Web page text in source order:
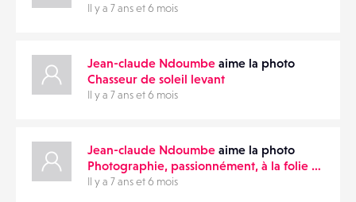
Il y a 7 ans et 6 mois
Jean-claude Ndoumbe aime la photo
Chasseur de soleil levant
Il y a 7 ans et 6 mois
Jean-claude Ndoumbe aime la photo
Photographie, passionnément, à la folie …
Il y a 7 ans et 6 mois